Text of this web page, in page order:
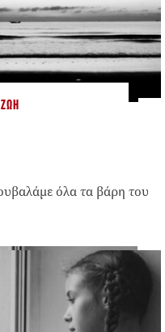
όλα τα βάρη του